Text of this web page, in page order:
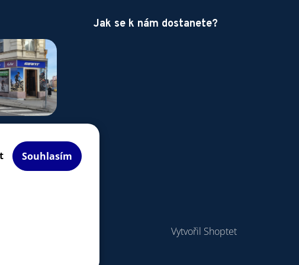
Souhlasím
Jak se k nám dostanete?
Vytvořil Shoptet